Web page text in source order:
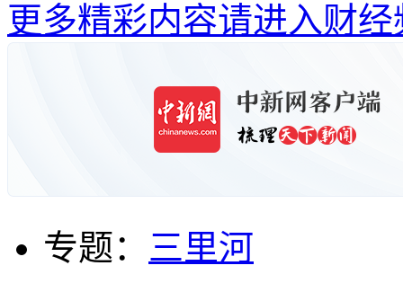
更多精彩内容请进入财经
专题： 三里河